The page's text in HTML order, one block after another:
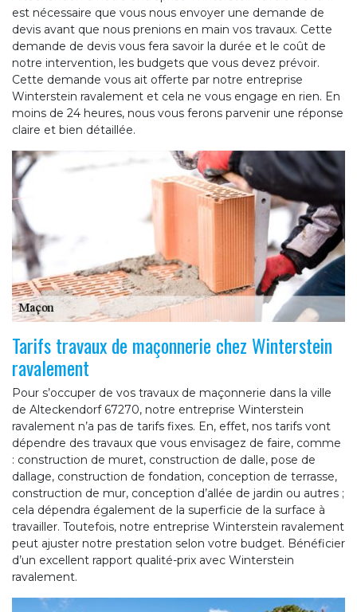
est nécessaire que vous nous envoyer une demande de
devis avant que nous prenions en main vos travaux. Cette
demande de devis vous fera savoir la durée et le coût de
notre intervention, les budgets que vous devez prévoir.
Cette demande vous ait offerte par notre entreprise
Winterstein ravalement et cela ne vous engage en rien. En
moins de 24 heures, nous vous ferons parvenir une réponse
claire et bien détaillée.
Tarifs travaux de maçonnerie chez Winterstein
ravalement
Pour s’occuper de vos travaux de maçonnerie dans la ville
de Alteckendorf 67270, notre entreprise Winterstein
ravalement n’a pas de tarifs fixes. En, effet, nos tarifs vont
dépendre des travaux que vous envisagez de faire, comme
: construction de muret, construction de dalle, pose de
dallage, construction de fondation, conception de terrasse,
construction de mur, conception d’allée de jardin ou autres ;
cela dépendra également de la superficie de la surface à
travailler. Toutefois, notre entreprise Winterstein ravalement
peut ajuster notre prestation selon votre budget. Bénéficier
d’un excellent rapport qualité-prix avec Winterstein
ravalement.